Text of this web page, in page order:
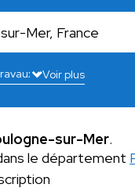
Voir plus
sur-Mer.
le département